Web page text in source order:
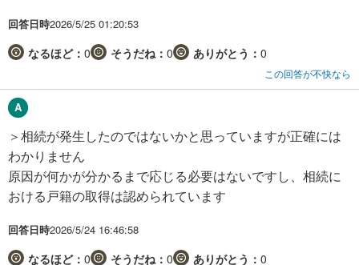
回答日時2026/5/25 01:20:53
なるほど： 0 そうだね： 0 ありがとう： 0
この回答が不快なら
＞相続が発生したのではないかと思っていますが正確には
わかりません
原因が何かが分かるまで応じる必要はないですし、相続に
おける戸籍の取得は認められています
回答日時2026/5/24 16:46:58
なるほど： 0 そうだね： 0 ありがとう： 0